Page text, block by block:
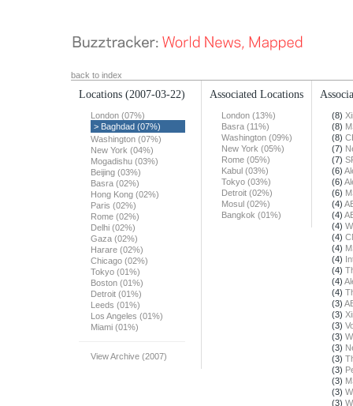
back to index
Locations (2007-03-22)
London (07%)
> Baghdad (07%)
Washington (07%)
New York (04%)
Mogadishu (03%)
Beijing (03%)
Basra (02%)
Hong Kong (02%)
Paris (02%)
Rome (02%)
Delhi (02%)
Gaza (02%)
Harare (02%)
Chicago (02%)
Tokyo (01%)
Boston (01%)
Detroit (01%)
Leeds (01%)
Los Angeles (01%)
Miami (01%)
View Archive (2007)
Associated Locations
London (13%)
Basra (11%)
Washington (09%)
New York (05%)
Rome (05%)
Kabul (03%)
Tokyo (03%)
Detroit (02%)
Mosul (02%)
Bangkok (01%)
(8)
(8)
(8)
(7)
(7)
(6)
(6)
(6)
(4)
(4)
(4)
(4)
(4)
(4)
(4)
(4)
(4)
(3)
(3)
(3)
(3)
(3)
(3)
(3)
(3)
(3)
(3)